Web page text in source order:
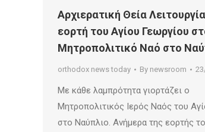
Αρχιερατική Θεία
εορτή του Αγίου Γεωργίου
Μητροπολιτικό Ναό στο
orthodox news today By newsroom
Με κάθε λαμπρότητα γιορτάζει ο
Μητροπολιτικός Ιερός Ναός του
στο Ναύπλιο. Ανήμερα της εορτής